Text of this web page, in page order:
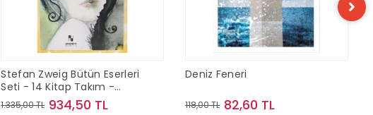
Stefan Zweig Bütün Eserleri
Seti - 14 Kitap Takım -
Kutulu
1.335,00 TL 934,50 TL
Deniz Feneri
118,00 TL 82,60 TL